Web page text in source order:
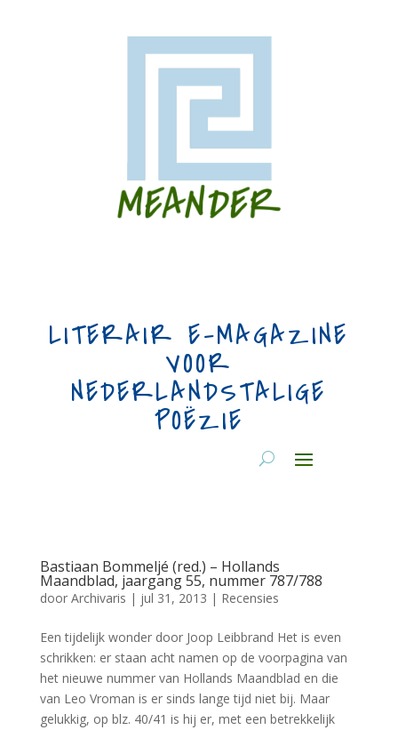
LITERAIR E-MAGAZINE
VOOR
NEDERLANDSTALIGE
POËZIE
Bastiaan Bommeljé (red.) – Hollands
Maandblad, jaargang 55, nummer 787/788
door Archivaris | jul 31, 2013 | Recensies
Een tijdelijk wonder door Joop Leibbrand Het is even
schrikken: er staan acht namen op de voorpagina van
het nieuwe nummer van Hollands Maandblad en die
van Leo Vroman is er sinds lange tijd niet bij. Maar
gelukkig, op blz. 40/41 is hij er, met een betrekkelijk